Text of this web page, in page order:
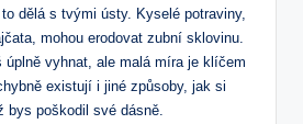
dělá s tvými ústy. ⁣Kyselé potraviny,
mohou erodovat‍ zubní sklovinu.
úplně vyhnat, ale malá míra je klíčem
existují i ‌jiné způsoby, jak si
bys poškodil své dásně.